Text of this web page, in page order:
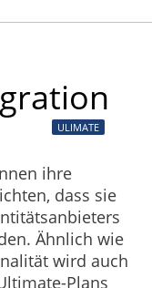
ULIMATE
ihre
dass sie
Ähnlich wie
wird auch
Plans